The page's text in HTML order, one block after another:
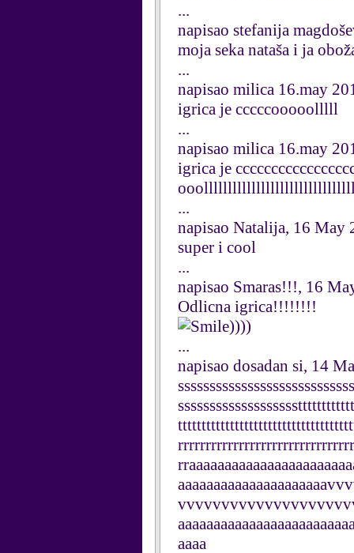
...
napisao stefanija
moja seka nataša i ja
...
napisao milica 16.may
igrica je cccccooooolllll
...
napisao milica 16.may
igrica je
...
napisao Natalija, 16 May
super i cool
...
napisao Smaras!!!, 16
Odlicna igrica!!!!!!!!
))))
...
napisao dosadan si, 14
aaaa